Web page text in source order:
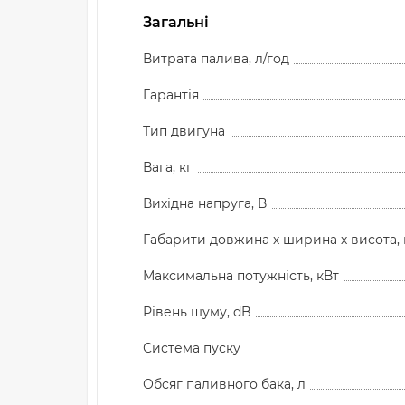
Загальні
Витрата палива, л/год
Гарантія
Тип двигуна
Вага, кг
Вихідна напруга, В
Габарити довжина х ширина х
Максимальна потужність, кВт
Рівень шуму, dB
Система пуску
Обсяг паливного бака, л